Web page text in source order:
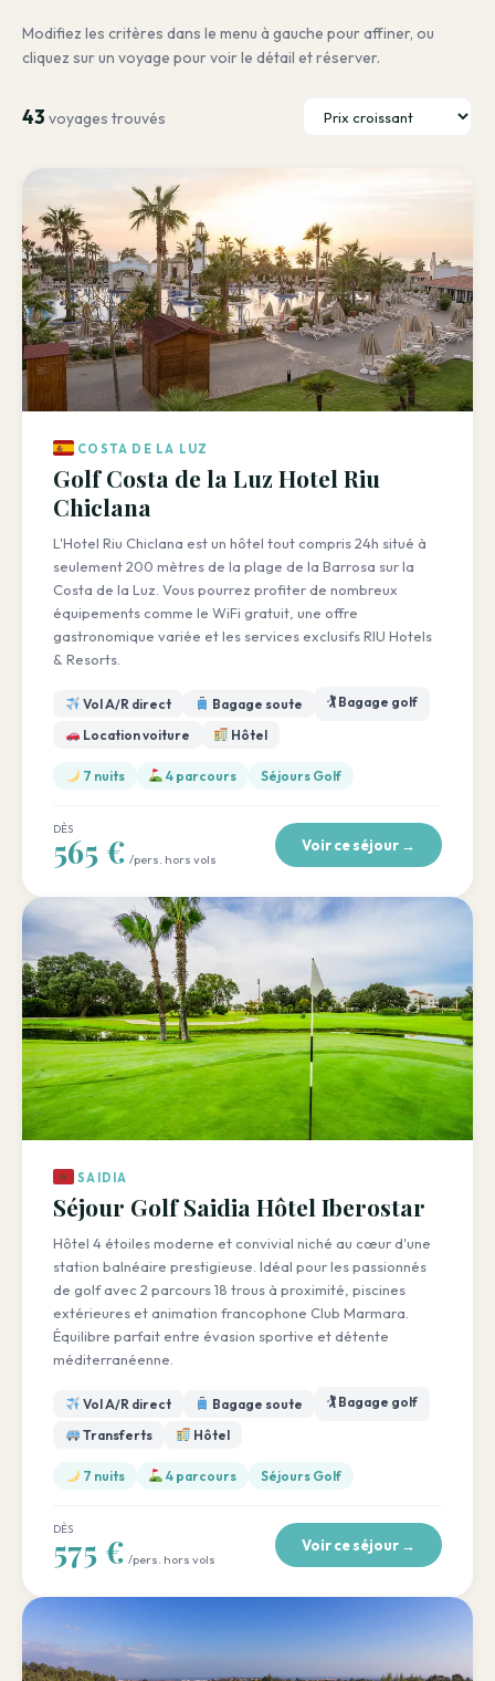
Modifiez les critères dans le menu à gauche pour affiner, ou
cliquez sur un voyage pour voir le détail et réserver.
43 voyages trouvés
COSTA DE LA LUZ
Golf Costa de la Luz Hotel Riu
Chiclana
L'Hotel Riu Chiclana est un hôtel tout compris 24h situé à
seulement 200 mètres de la plage de la Barrosa sur la
Costa de la Luz. Vous pourrez profiter de nombreux
équipements comme le WiFi gratuit, une offre
gastronomique variée et les services exclusifs RIU Hotels
& Resorts.
Vol A/R direct Bagage soute
🏌️ Bagage golf
Location voiture
Hôtel
7 nuits 4 parcours Séjours Golf
DÈS
565 € /pers. hors vols
Voir ce séjour →
SAIDIA
Séjour Golf Saidia Hôtel Iberostar
Hôtel 4 étoiles moderne et convivial niché au cœur d'une
station balnéaire prestigieuse. Idéal pour les passionnés
de golf avec 2 parcours 18 trous à proximité, piscines
extérieures et animation francophone Club Marmara.
Équilibre parfait entre évasion sportive et détente
méditerranéenne.
Vol A/R direct Bagage soute
🏌️ Bagage golf
Transferts
Hôtel
7 nuits 4 parcours Séjours Golf
DÈS
575 € /pers. hors vols
Voir ce séjour →